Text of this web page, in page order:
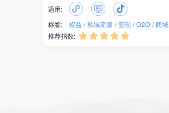
适用:
标签:
权益 私域流量 变现 O2O
商城
推荐指数:     